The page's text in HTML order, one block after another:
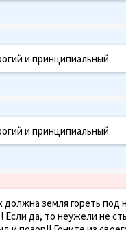
и принципиальный
и принципиальный
должна земля гореть под
да, то неужели не